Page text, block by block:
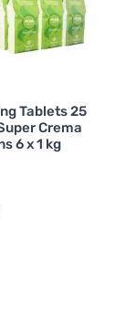
Tablets 25
Crema
6 x 1 kg